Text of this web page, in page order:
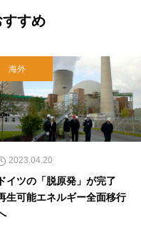
すめ
海外
2023.04.20
ドイツの「脱原発」が完了
生可能エネルギー全面移行